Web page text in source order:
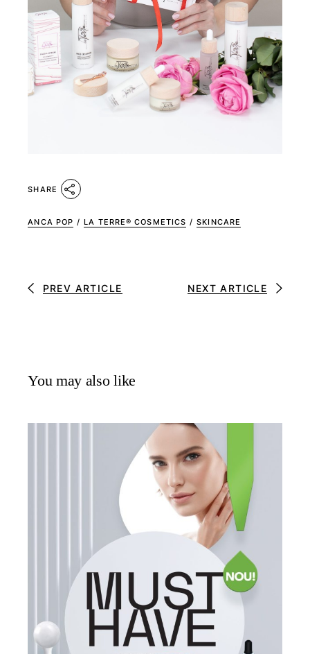
SHARE
ANCA POP / LA TERRE® COSMETICS / SKINCARE
PREV ARTICLE NEXT ARTICLE
You may also like